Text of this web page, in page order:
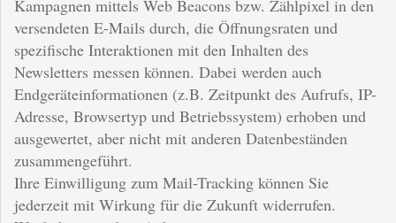
Kampagnen mittels Web Beacons bzw. Zählpixel in den
versendeten E-Mails durch, die Öffnungsraten und
spezifische Interaktionen mit den Inhalten des
Newsletters messen können. Dabei werden auch
Endgeräteinformationen (z.B. Zeitpunkt des Aufrufs, IP-
Adresse, Browsertyp und Betriebssystem) erhoben und
ausgewertet, aber nicht mit anderen Datenbeständen
zusammengeführt.
Ihre Einwilligung zum Mail-Tracking können Sie
jederzeit mit Wirkung für die Zukunft widerrufen.